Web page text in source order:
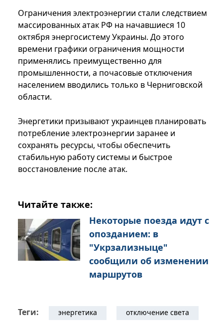
Ограничения электроэнергии стали следствием
массированных атак РФ на начавшиеся 10
октября энергосистему Украины. До этого
времени графики ограничения мощности
применялись преимущественно для
промышленности, а почасовые отключения
населением вводились только в Черниговской
области.
Энергетики призывают украинцев планировать
потребление электроэнергии заранее и
сохранять ресурсы, чтобы обеспечить
стабильную работу системы и быстрое
восстановление после атак.
Читайте также:
Некоторые поезда идут с
опозданием: в
"Укрзализныце"
сообщили об изменении
маршрутов
Теги: энергетика отключение света